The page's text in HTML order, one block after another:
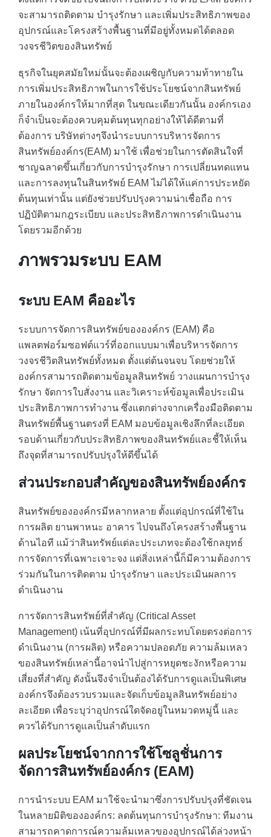
จะสามารถติดตาม บำรุงรักษา และเพิ่มประสิทธิภาพของ
อุปกรณ์และโครงสร้างพื้นฐานที่มีอยู่ทั้งหมดได้ตลอด
วงจรชีวิตของสินทรัพย์
ธุรกิจในยุคสมัยใหม่นั้นจะต้องเผชิญกับความท้าทายใน
การเพิ่มประสิทธิภาพในการใช้ประโยชน์จากสินทรัพย์
ภายในองค์กรให้มากที่สุด ในขณะเดียวกันนั้น องค์กรเอง
ก็จำเป็นจะต้องควบคุมต้นทุนทุกอย่างให้ได้ดีตามที่
ต้องการ บริษัทต่างๆจึงนำระบบการบริหารจัดการ
สินทรัพย์องค์กร(EAM) มาใช้ เพื่อช่วยในการตัดสินใจที่
ชาญฉลาดขึ้นเกี่ยวกับการบำรุงรักษา การเปลี่ยนทดแทน
และการลงทุนในสินทรัพย์ EAM ไม่ได้ให้แค่การประหยัด
ต้นทุนเท่านั้น แต่ยังช่วยปรับปรุงความน่าเชื่อถือ การ
ปฏิบัติตามกฎระเบียบ และประสิทธิภาพการดำเนินงาน
โดยรวมอีกด้วย
ภาพรวมระบบ EAM
ระบบ EAM คืออะไร
ระบบการจัดการสินทรัพย์ขององค์กร (EAM) คือ
แพลตฟอร์มซอฟต์แวร์ที่ออกแบบมาเพื่อบริหารจัดการ
วงจรชีวิตสินทรัพย์ทั้งหมด ตั้งแต่ต้นจนจบ โดยช่วยให้
องค์กรสามารถติดตามข้อมูลสินทรัพย์ วางแผนการบำรุง
รักษา จัดการใบสั่งงาน และวิเคราะห์ข้อมูลเพื่อประเมิน
ประสิทธิภาพการทำงาน ซึ่งแตกต่างจากเครื่องมือติดตาม
สินทรัพย์พื้นฐานตรงที่ EAM มอบข้อมูลเชิงลึกที่ละเอียด
รอบด้านเกี่ยวกับประสิทธิภาพของสินทรัพย์และชี้ให้เห็น
ถึงจุดที่สามารถปรับปรุงให้ดีขึ้นได้
ส่วนประกอบสำคัญของสินทรัพย์องค์กร
สินทรัพย์ขององค์กรมีหลากหลาย ตั้งแต่อุปกรณ์ที่ใช้ใน
การผลิต ยานพาหนะ อาคาร ไปจนถึงโครงสร้างพื้นฐาน
ด้านไอที แม้ว่าสินทรัพย์แต่ละประเภทจะต้องใช้กลยุทธ์
การจัดการที่เฉพาะเจาะจง แต่สิ่งเหล่านี้ก็มีความต้องการ
ร่วมกันในการติดตาม บำรุงรักษา และประเมินผลการ
ดำเนินงาน
การจัดการสินทรัพย์ที่สำคัญ (Critical Asset
Management) เน้นที่อุปกรณ์ที่มีผลกระทบโดยตรงต่อการ
ดำเนินงาน (การผลิต) หรือความปลอดภัย ความล้มเหลว
ของสินทรัพย์เหล่านี้อาจนำไปสู่การหยุดชะงักหรือความ
เสี่ยงที่สำคัญ ดังนั้นจึงจำเป็นต้องได้รับการดูแลเป็นพิเศษ
องค์กรจึงต้องรวบรวมและจัดเก็บข้อมูลสินทรัพย์อย่าง
ละเอียด เพื่อระบุว่าอุปกรณ์ใดจัดอยู่ในหมวดหมู่นี้ และ
ควรได้รับการดูแลเป็นลำดับแรก
ผลประโยชน์จากการใช้โซลูชั่นการ
จัดการสินทรัพย์องค์กร (EAM)
การนำระบบ EAM มาใช้จะนำมาซึ่งการปรับปรุงที่ชัดเจน
ในหลายมิติขององค์กร: ลดต้นทุนการบำรุงรักษา: ทีมงาน
สามารถคาดการณ์ความล้มเหลวของอุปกรณ์ได้ล่วงหน้า